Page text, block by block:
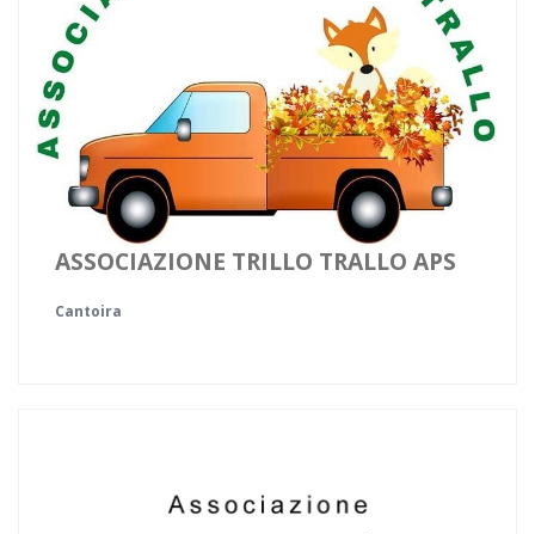
ASSOCIAZIONE TRILLO TRALLO APS
Cantoira